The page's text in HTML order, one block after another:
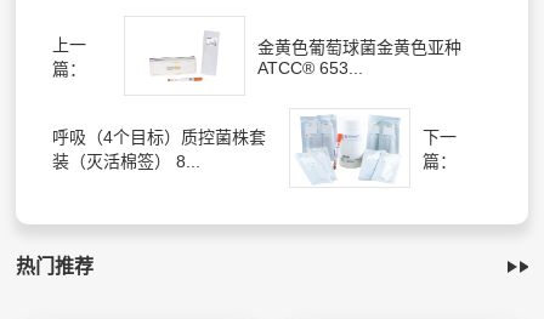
上一
篇：
金黄色葡萄球菌金黄色亚种
ATCC® 653...
呼吸（4个目标）质控菌株套
装（灭活棉签） 8...
下一
篇：
热门推荐